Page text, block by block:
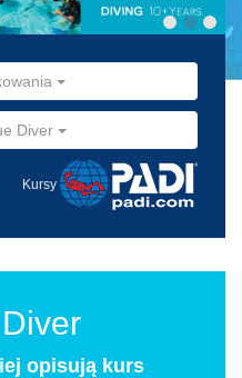
Diver
Kursy
opisują kurs